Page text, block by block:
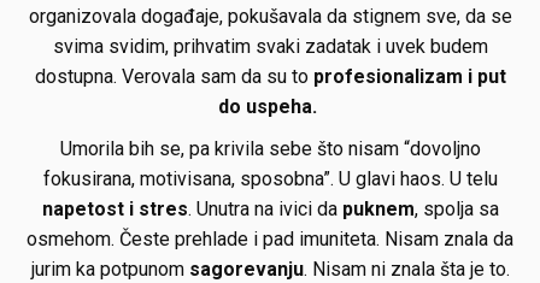
organizovala događaje, pokušavala da stignem sve, da se
svima svidim, prihvatim svaki zadatak i uvek budem
dostupna. Verovala sam da su to profesionalizam i put
do uspeha.
Umorila bih se, pa krivila sebe što nisam “dovoljno
fokusirana, motivisana, sposobna”. U glavi haos. U telu
napetost i stres. Unutra na ivici da puknem, spolja sa
osmehom. Česte prehlade i pad imuniteta. Nisam znala da
jurim ka potpunom sagorevanju. Nisam ni znala šta je to.